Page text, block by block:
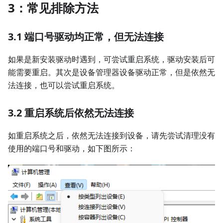
3：常见排除方法
3.1 端口号驱动均正常，但无法连接
如果是新安装驱动时遇到，可尝试重启系统，驱动安装后可
能需要重启。其次是设备管理器设备驱动正常，但是依然无
法连接，也可以尝试重启系统。
3.2 重启系统后依然无法连接
如重启系统之后，依然无法连接到设备，请先尝试清理没有
使用的端口号和驱动，如下图所示：